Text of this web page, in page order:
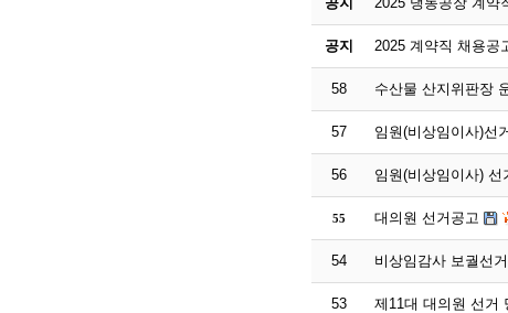
공지 2025 계약직 채용공
58 수산물 산지위판장
57 임원(비상임이사)선
56 임원(비상임이사) 선
55 대의원 선거공고
54 비상임감사 보궐선
53 제11대 대의원 선거